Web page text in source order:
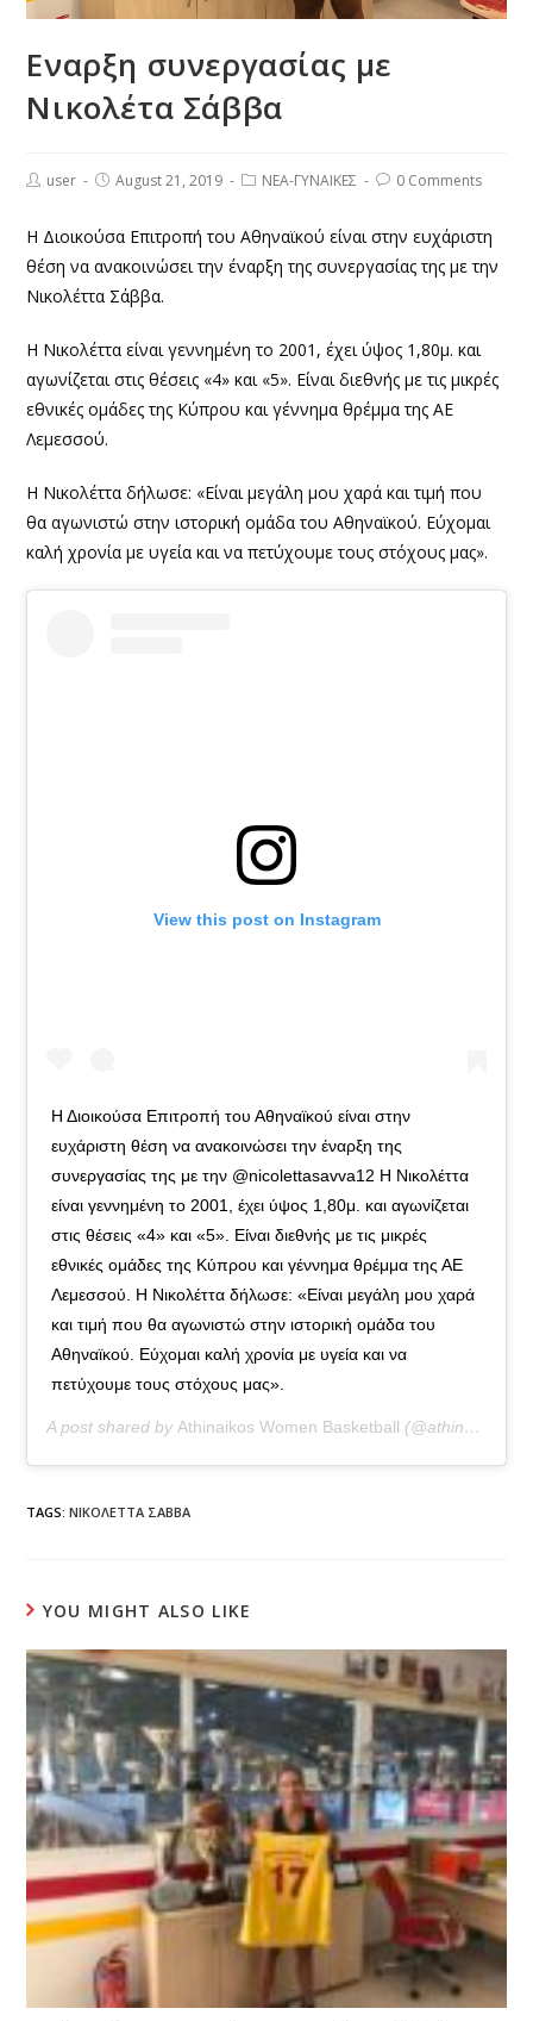
Εναρξη συνεργασίας με
Νικολέτα Σάββα
user August 21, 2019 ΝΕΑ-ΓΥΝΑΙΚΕΣ 0 Comments
Η Διοικούσα Επιτροπή του Αθηναϊκού είναι στην ευχάριστη
θέση να ανακοινώσει την έναρξη της συνεργασίας της με την
Νικολέττα Σάββα.
Η Νικολέττα είναι γεννημένη το 2001, έχει ύψος 1,80μ. και
αγωνίζεται στις θέσεις «4» και «5». Είναι διεθνής με τις μικρές
εθνικές ομάδες της Κύπρου και γέννημα θρέμμα της ΑΕ
Λεμεσσού.
Η Νικολέττα δήλωσε: «Είναι μεγάλη μου χαρά και τιμή που
θα αγωνιστώ στην ιστορική ομάδα του Αθηναϊκού. Εύχομαι
καλή χρονία με υγεία και να πετύχουμε τους στόχους μας».
View this post on Instagram
Η Διοικούσα Επιτροπή του Αθηναϊκού είναι στην
ευχάριστη θέση να ανακοινώσει την έναρξη της
συνεργασίας της με την @nicolettasavva12 Η Νικολέττα
είναι γεννημένη το 2001, έχει ύψος 1,80μ. και αγωνίζεται
στις θέσεις «4» και «5». Είναι διεθνής με τις μικρές
εθνικές ομάδες της Κύπρου και γέννημα θρέμμα της ΑΕ
Λεμεσσού. Η Νικολέττα δήλωσε: «Είναι μεγάλη μου χαρά
και τιμή που θα αγωνιστώ στην ιστορική ομάδα του
Αθηναϊκού. Εύχομαι καλή χρονία με υγεία και να
πετύχουμε τους στόχους μας».
A post shared byAthinaikos Women Basketball (@athinaikos_wbasket) on
TAGS:ΝΙΚΟΛΕΤΤΑ ΣΑΒΒΑ
YOU MIGHT ALSO LIKE